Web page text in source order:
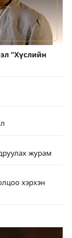
"Хүслийн
журам
хэрхэн